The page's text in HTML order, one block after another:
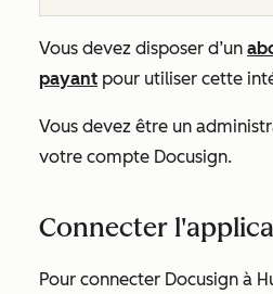
Vous devez disposer d’un
payant pour utiliser cette
Vous devez être un
votre compte Docusign.
Connecter
Pour connecter Docusign à